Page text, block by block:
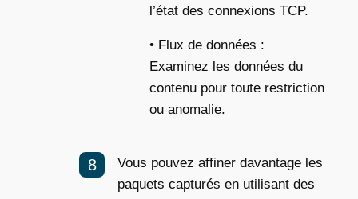
l’état des connexions TCP.
• Flux de données :
Examinez les données du
contenu pour toute restriction
ou anomalie.
Vous pouvez affiner davantage les
paquets capturés en utilisant des